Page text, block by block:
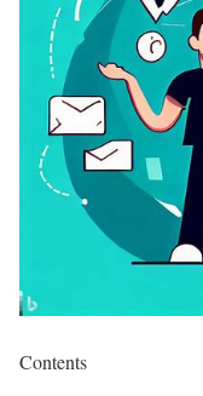
Contents